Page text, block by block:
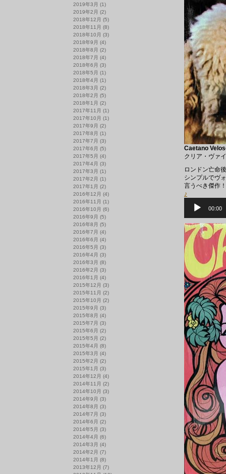
Caetano
クリア・ヴァ
ロンドン亡命
シンプルでヴ
言うべき傑作！
♪
ー
ヤ
ー
00:00
2019年3月 (1)
2019年2月 (2)
2018年12月 (5)
2018年11月 (8)
2018年10月 (3)
2018年9月 (4)
2018年8月 (2)
2018年7月 (4)
2018年6月 (3)
2018年5月 (1)
2018年4月 (1)
2018年3月 (2)
2018年2月 (5)
2018年1月 (2)
2017年11月 (1)
2017年10月 (1)
2017年9月 (2)
2017年8月 (1)
2017年7月 (3)
2017年6月 (5)
2017年5月 (4)
2017年4月 (3)
2017年3月 (1)
2017年2月 (1)
2017年1月 (2)
2016年12月 (4)
2016年11月 (1)
2016年10月 (6)
2016年9月 (5)
2016年8月 (5)
2016年7月 (4)
2016年6月 (4)
2016年5月 (3)
2016年4月 (3)
2016年3月 (8)
2016年2月 (3)
2016年1月 (4)
2015年12月 (3)
2015年11月 (2)
2015年10月 (2)
2015年9月 (3)
2015年8月 (4)
2015年7月 (3)
2015年6月 (2)
2015年5月 (2)
2015年4月 (8)
2015年3月 (4)
2015年2月 (2)
2015年1月 (3)
2014年12月 (4)
2014年11月 (2)
2014年10月 (3)
2014年9月 (3)
2014年8月 (3)
2014年7月 (3)
2014年6月 (2)
2014年5月 (3)
2014年4月 (6)
2014年3月 (4)
2014年2月 (7)
2014年1月 (8)
2013年12月 (7)